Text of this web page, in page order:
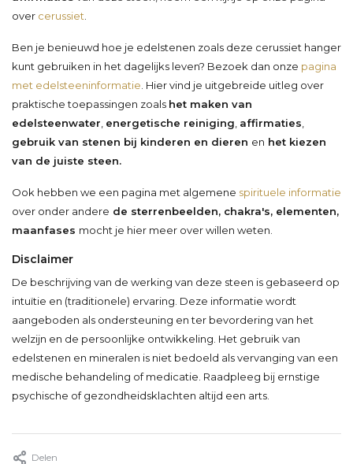
over cerussiet
Ben je benieuwd hoe je edelstenen zoals deze cerussiet hanger
kunt gebruiken in het dagelijks leven? Bezoek dan onze pagina
met edelsteeninformatie . Hier vind je uitgebreide uitleg over
praktische toepassingen zoals het maken van
edelsteenwater energetische reiniging affirmaties
gebruik van stenen bij kinderen en dieren en het kiezen
van de juiste steen.
Ook hebben we een pagina met algemene spirituele informatie
over onder andere de sterrenbeelden, chakra's, elementen,
maanfases mocht je hier meer over willen weten.
Disclaimer
De beschrijving van de werking van deze steen is gebaseerd op
intuïtie en (traditionele) ervaring. Deze informatie wordt
aangeboden als ondersteuning en ter bevordering van het
welzijn en de persoonlijke ontwikkeling. Het gebruik van
edelstenen en mineralen is niet bedoeld als vervanging van een
medische behandeling of medicatie. Raadpleeg bij ernstige
psychische of gezondheidsklachten altijd een arts.
Delen